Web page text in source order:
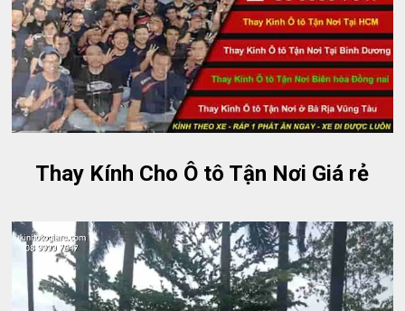
Thay Kính Cho Ô tô Tận Nơi Giá rẻ